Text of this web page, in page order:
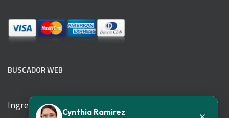
BUSCADOR WEB
Ingrese su patología
Cynthia Ramirez